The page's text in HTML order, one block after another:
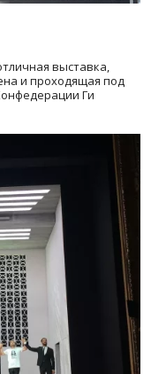
выставка,
и проходящая под
Ги